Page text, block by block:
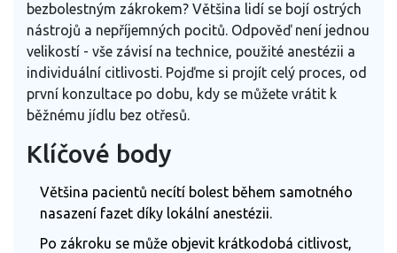
bezbolestným zákrokem? Většina lidí se bojí ostrých
nástrojů a nepříjemných pocitů. Odpověď není jednou
velikostí - vše závisí na technice, použité anestézii a
individuální citlivosti. Pojďme si projít celý proces, od
první konzultace po dobu, kdy se můžete vrátit k
běžnému jídlu bez otřesů.
Klíčové body
Většina pacientů necítí bolest během samotného
nasazení fazet díky lokální anestézii.
Po zákroku se může objevit krátkodobá citlivost,